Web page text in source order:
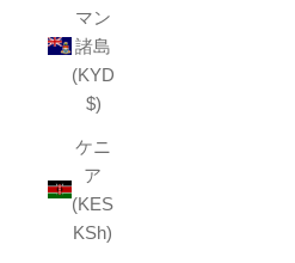
マン
諸島
(KYD
$)
ケニ
ア
(KES
KSh)